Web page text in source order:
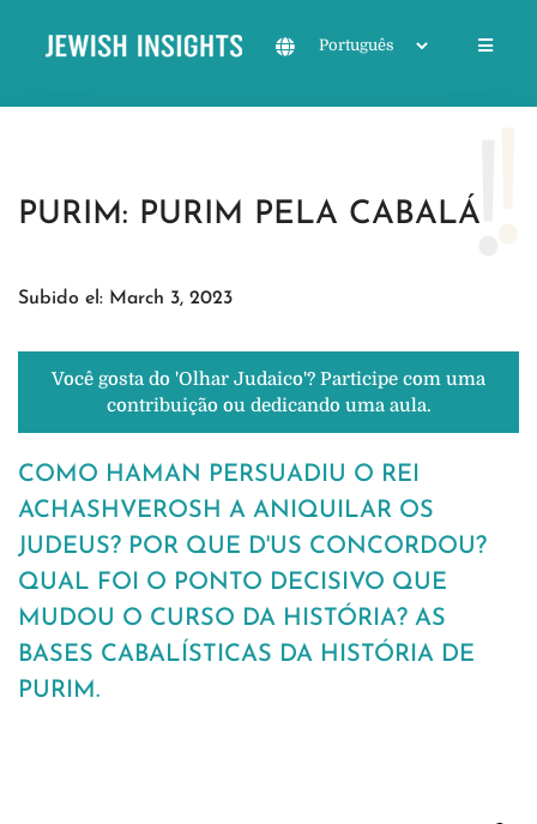
PURIM: PURIM PELA CABALÁ
Subido el: March 3, 2023
Você gosta do 'Olhar Judaico'? Participe com uma
contribuição ou dedicando uma aula.
COMO HAMAN PERSUADIU O REI
ACHASHVEROSH A ANIQUILAR OS
JUDEUS? POR QUE D'US CONCORDOU?
QUAL FOI O PONTO DECISIVO QUE
MUDOU O CURSO DA HISTÓRIA? AS
BASES CABALÍSTICAS DA HISTÓRIA DE
PURIM.